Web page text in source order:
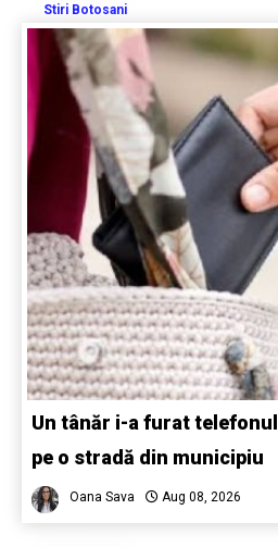
Stiri Botosani
Un tânăr i-a furat
pe o stradă din municipiu
Oana Sava Aug 08, 2026